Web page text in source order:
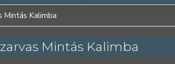
Mintás Kalimba
Mintás Kalimba